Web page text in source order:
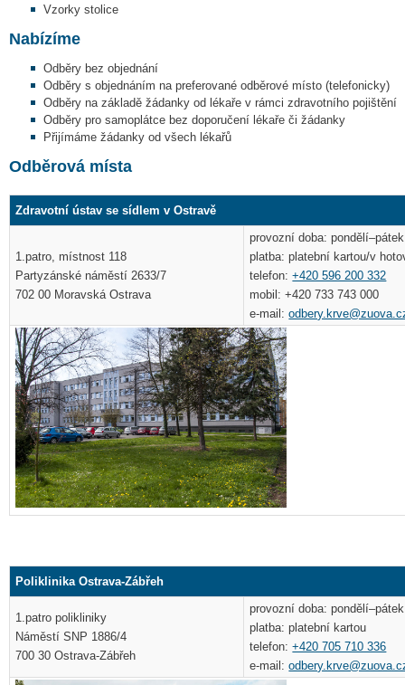
Vzorky stolice
Nabízíme
Odběry bez objednání
Odběry s objednáním na preferované odběrové místo (telefonicky)
Odběry na základě žádanky od lékaře v rámci zdravotního pojištění
Odběry pro samoplátce bez doporučení lékaře či žádanky
Přijímáme žádanky od všech lékařů
Odběrová místa
Zdravotní ústav se sídlem v Ostravě
1.patro, místnost 118
Partyzánské náměstí 2633/7
702 00 Moravská Ostrava
provozní doba:
platba: platební kartou/v
telefon:+420 596 200 332
mobil: +420 733 743 000
e-mail:
Poliklinika Ostrava-Zábřeh
1.patro polikliniky
Náměstí SNP 1886/4
700 30 Ostrava-Zábřeh
provozní doba:
platba: platební kartou
telefon:+420 705 710 336
e-mail: